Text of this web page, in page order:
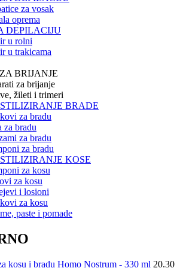
za vosak
oprema
DEPILACIJU
u rolni
u trakicama
BRIJANJE
za brijanje
žileti i trimeri
BRADE
za bradu
za bradu
za bradu
za bradu
KOSE
za kosu
za kosu
i losioni
za kosu
paste i pomade
kosu i bradu Homo Nostrum - 330 ml 20.30